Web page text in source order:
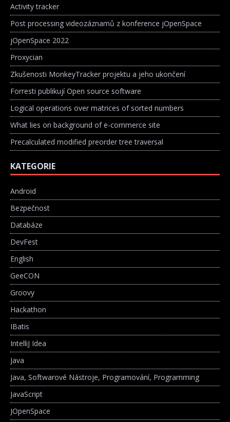
Activity tracker
Post processing videozáznamů z konference jOpenSpace
jOpenSpace 2022
Proxycian
Zkušenosti MonkeyTracker projektu a jeho ukončení
Forresti publikují Open source software
Logical operations over matrices of sorted numbers
What lies on background of e-commerce site
Precalculated modified preorder tree traversal
KATEGORIE
Android
Bezpečnost
Databáze
DevFest
English
GeeCON
Groovy
Hackathon
IBatis
IntelliJ Idea
Java
Java, Softwarové Nástroje, Programování, Programming
JavaScript
JOpenSpace